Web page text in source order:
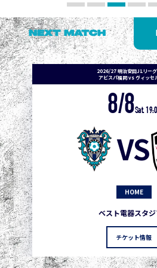
NEXT MATCH
2026/27 明治安田J1リー
アビスパ福岡 vs ヴィッセ
8/8Sat.
VS
HOME
ベスト電器スタジ
チケット情報